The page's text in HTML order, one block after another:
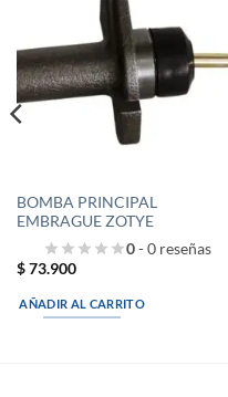
lista de
deseos
BOMBA PRINCIPAL
EMBRAGUE ZOTYE
0- 0 reseñas
$73.900
AÑADIR AL CARRITO